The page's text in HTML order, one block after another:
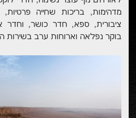
מדהימות, בריכות שחייה
ציבורית, ספא, חדר כושר, וחדר
בוקר נפלאה וארוחות ערב בשירות